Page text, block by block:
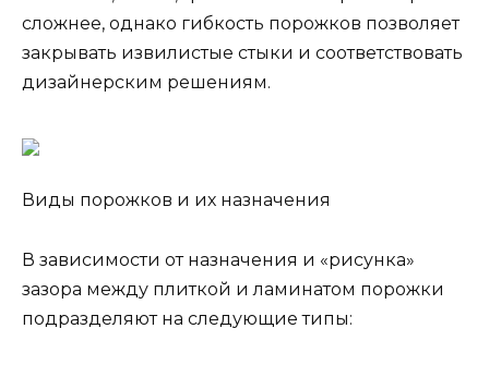
сложнее, однако гибкость порожков позволяет
закрывать извилистые стыки и соответствовать
дизайнерским решениям.
Виды порожков и их назначения
В зависимости от назначения и «рисунка»
зазора между плиткой и ламинатом порожки
подразделяют на следующие типы: